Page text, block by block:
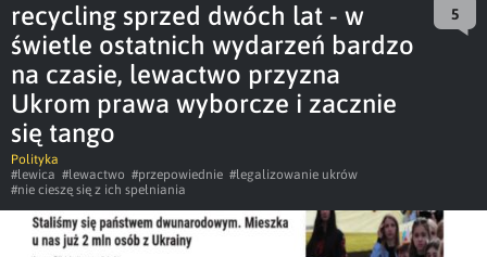
recycling sprzed dwóch lat - w
świetle ostatnich wydarzeń bardzo
na czasie, lewactwo przyzna
Ukrom prawa wyborcze i zacznie
się tango
5
Polityka
#lewica #lewactwo #przepowiednie #legalizowanie ukrów
#nie cieszę się z ich spełniania